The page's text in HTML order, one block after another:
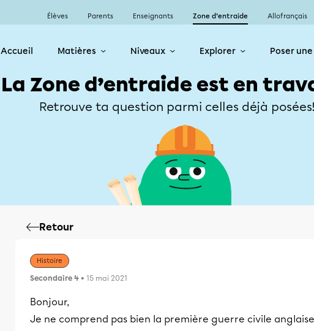
Élèves Parents Enseignants Zone d’entraide Allofrançais
Accueil Matières Niveaux Explorer Poser
La Zone d’entraide est en
Retrouve ta question parmi celles déjà
Retour
Histoire
Secondaire 4 • 15 mai 2021
Bonjour,
Je ne comprend pas bien la première guerre civile anglaise